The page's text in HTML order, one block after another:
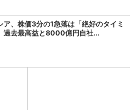
ア、株価3分の1急落は「絶好のタイミ
去最高益と8000億円自社...